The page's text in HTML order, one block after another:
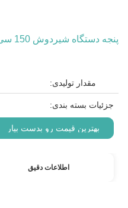
مقدار تولیدی:
جزئیات بسته بندی:
بهترین قیمت رو بدست بیار
اطلاعات دقیق